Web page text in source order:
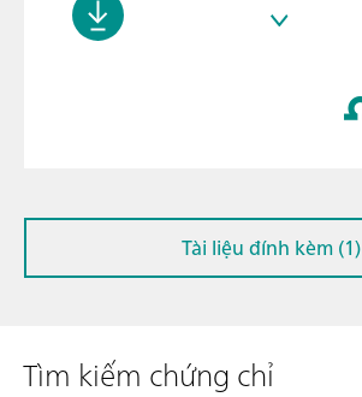
Tài liệu đính kèm (1)
Tìm kiếm chứng chỉ